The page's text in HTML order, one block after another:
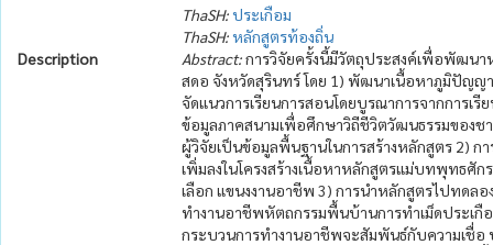
ThaSH:ประเกือม
ThaSH:หลักสูตรท้องถิ่น
Description
Abstract:การวิจัยครั้งนี้มีวัตถุประสงค์เพื่อพัฒน
สดอ จังหวัดสุรินทร์ โดย 1) พัฒนาเนื้อหาภูมิปัญญ
จัดแนวการเรียนการสอนโดยบูรณาการจากการ
ข้อมูลภาคสนามเพื่อศึกษาวิถีชีวิตวัฒนธรรมของช
ผู้วิจัยเป็นข้อมูลพื้นฐานในการสร้างหลักสูตร 2) ก
เพิ่มลงในโครงสร้างเนื้อหาหลักสูตรแม่บทพุทธศั
เลือก แขนงงานอาชีพ 3) การนำหลักสูตรไปทดล
ทำงานอาชีพหัตถกรรมพื้นบ้านการทำเม็ดประเกื
กระบวนการทำงานอาชีพจะสัมพันธ์กับความเชื่